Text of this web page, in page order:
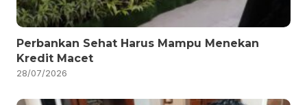
Perbankan Sehat Harus Mampu Menekan
Kredit Macet
28/07/2026